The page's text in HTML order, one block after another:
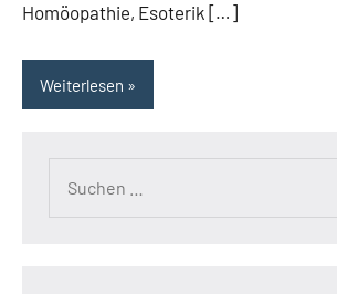
Homöopathie, Esoterik […]
Weiterlesen